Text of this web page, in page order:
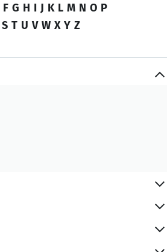
F G H I J K L M N O P
S T U V W X Y Z